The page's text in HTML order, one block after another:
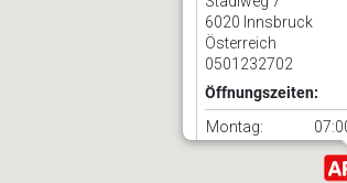
6020 Innsbruck
Österreich
0501232702
Öffnungszeiten:
Montag:
Dienstag: